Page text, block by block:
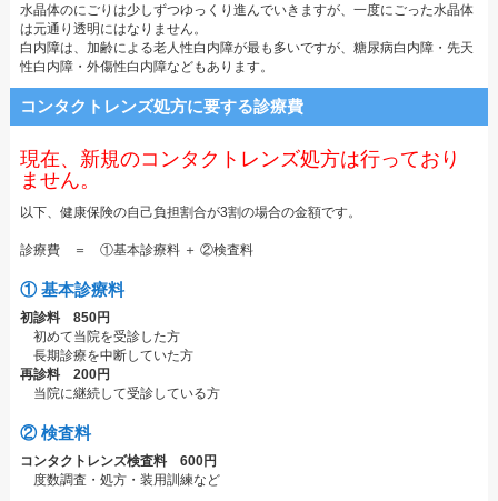
水晶体のにごりは少しずつゆっくり進んでいきますが、一度にごった水晶体
は元通り透明にはなりません。
白内障は、加齢による老人性白内障が最も多いですが、糖尿病白内障・先天
性白内障・外傷性白内障などもあります。
コンタクトレンズ処方に要する診療費
現在、新規のコンタクトレンズ処方は行っており
ません。
以下、健康保険の自己負担割合が3割の場合の金額です。
診療費 ＝ ①基本診療料 ＋ ②検査料
① 基本診療料
初診料 850円
初めて当院を受診した方
長期診療を中断していた方
再診料 200円
当院に継続して受診している方
② 検査料
コンタクトレンズ検査料 600円
度数調査・処方・装用訓練など